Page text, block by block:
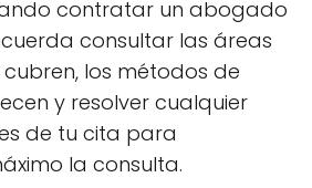
contratar un abogado
consultar las áreas
los métodos de
y resolver cualquier
de tu cita para
la consulta.